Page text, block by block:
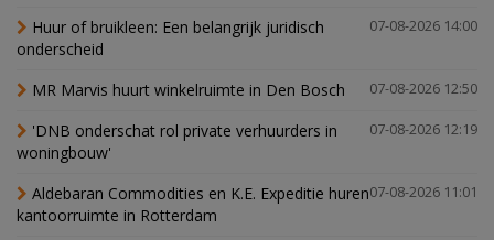
07-08-2026 14:00
Huur of bruikleen: Een belangrijk juridisch
onderscheid
07-08-2026 12:50
MR Marvis huurt winkelruimte in Den Bosch
07-08-2026 12:19
'DNB onderschat rol private verhuurders in
woningbouw'
07-08-2026 11:01
Aldebaran Commodities en K.E. Expeditie huren
kantoorruimte in Rotterdam